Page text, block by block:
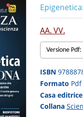
AA. VV.
Versione
ISBN
Formato Pdf
Casa editrice
Collana